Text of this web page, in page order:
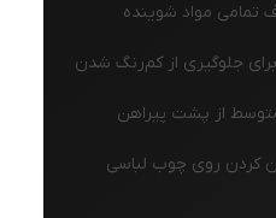
تمامی مواد شوینده
جلوگیری از کم‌رنگ شدن
از پشت پیراهن
کردن روی چوب لباسی